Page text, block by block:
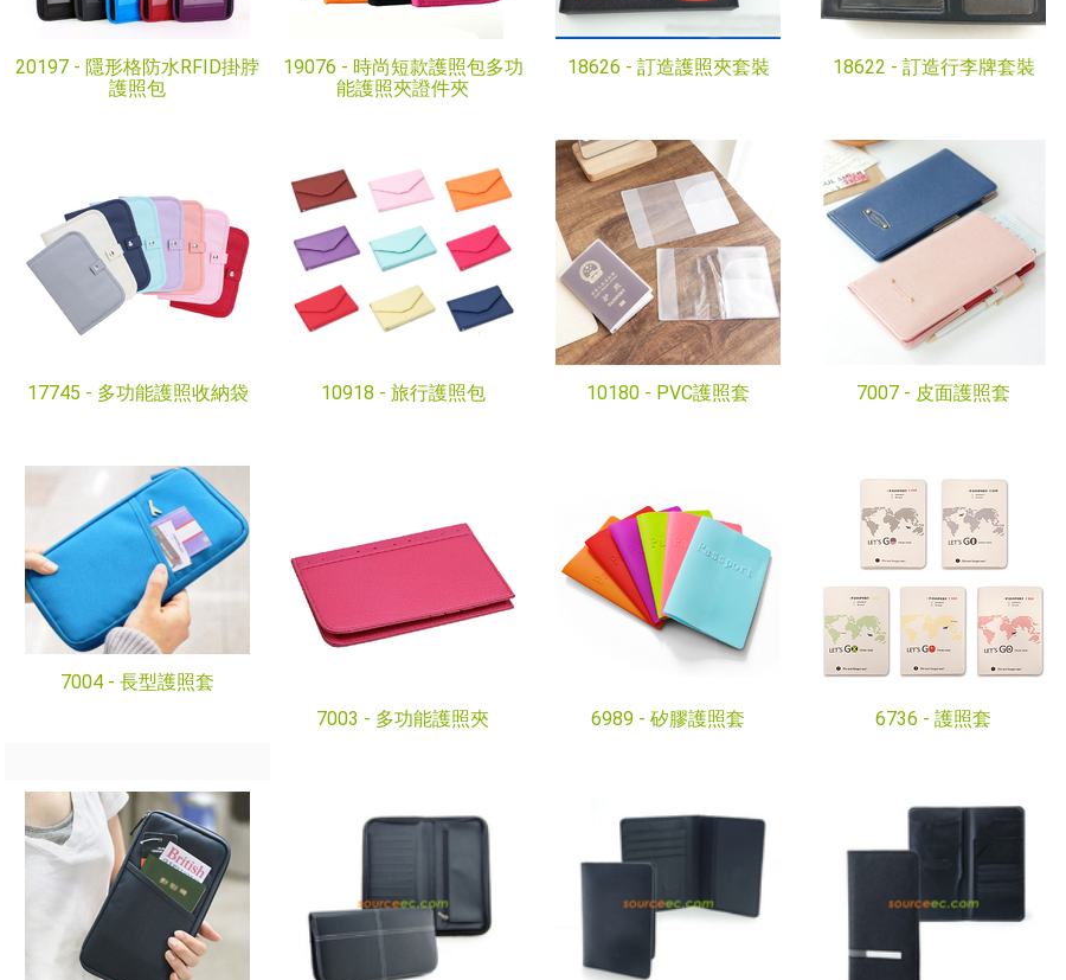
20197 - 隱形格防水RFID掛脖
護照包
19076 - 時尚短款護照包多功
能護照夾證件夾
18626 - 訂造護照夾套裝 18622 - 訂造行李牌套裝
17745 - 多功能護照收納袋 10918 - 旅行護照包 10180 - PVC護照套 7007 - 皮面護照套
7004 - 長型護照套
7003 - 多功能護照夾 6989 - 矽膠護照套 6736 - 護照套